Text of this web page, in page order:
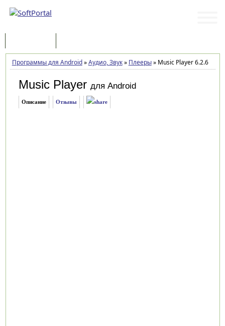
Программы для Android»Аудио, Звук» Плееры»Music Player 6.2.6
Music Player для Android
Описание Отзывы